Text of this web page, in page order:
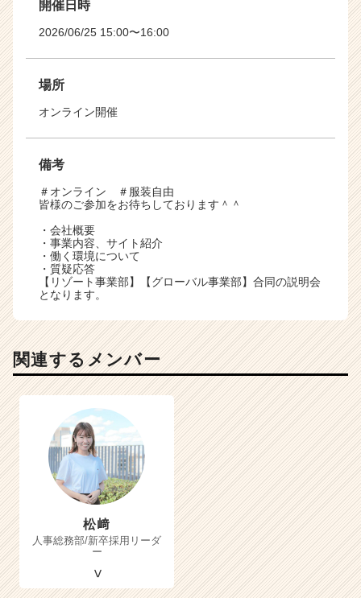
開催日時
2026/06/25 15:00〜16:00
場所
オンライン開催
備考
＃オンライン ＃服装自由
皆様のご参加をお待ちしております＾＾
・会社概要
・事業内容、サイト紹介
・働く環境について
・質疑応答
【リゾート事業部】【グローバル事業部】合同の説明会
となります。
関連するメンバー
松﨑
人事総務部/新卒採用リーダ
ー